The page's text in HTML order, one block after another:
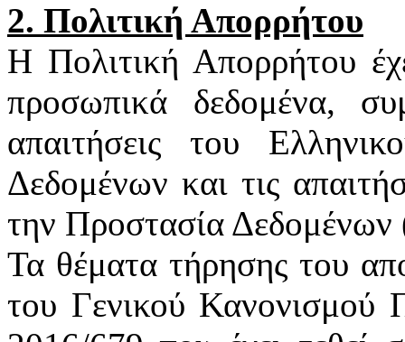
2. Πολιτική Απορρήτου
Η Πολιτική Απορρήτου
προσωπικά δεδομένα,
απαιτήσεις του
Δεδομένων και τις
την Προστασία
Τα θέματα τήρησης του
του Γενικού